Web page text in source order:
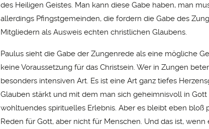
des Heiligen Geistes. Man kann diese Gabe haben, man
allerdings Pfingstgemeinden, die fordern die Gabe des
Mitgliedern als Ausweis echten christlichen Glaubens.
Paulus sieht die Gabe der Zungenrede als eine mögliche
keine Voraussetzung für das Christsein. Wer in Zungen
besonders intensiven Art. Es ist eine Art ganz tiefes
Glauben stärkt und mit dem man sich geheimnisvoll in
wohltuendes spirituelles Erlebnis. Aber es bleibt eben bloß
Reden für Gott, aber nicht für Menschen. Und das ist,